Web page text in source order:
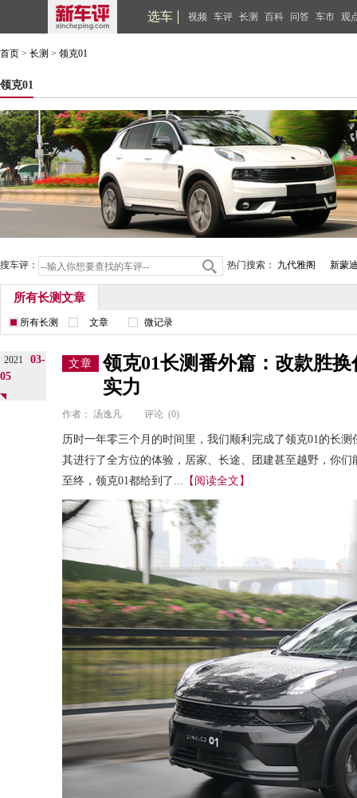
选车 视频 车评 长测 百科 问答 车市 观
首页 > 长测 > 领克01
领克01
搜车评： 热门搜索： 九代雅阁 新蒙
所有长测文章
所有长测 文章 微记录
2021
03-
05
文章
领克01长测番外篇：改款胜
实力
作者： 汤逸凡 评论 (0)
历时一年零三个月的时间里，我们顺利完成了领克01的长
其进行了全方位的体验，居家、长途、团建甚至越野，你
至终，领克01都给到了... 【阅读全文】